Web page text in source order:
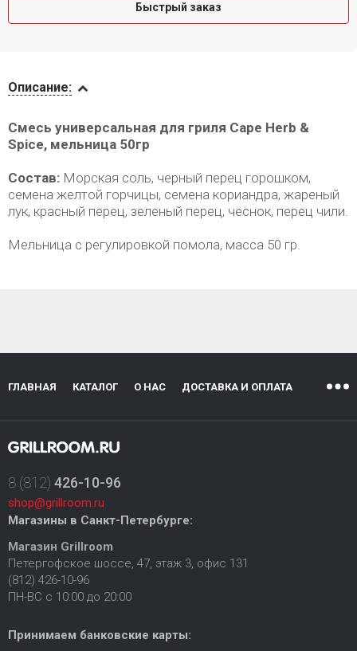
Быстрый заказ
Описание:
Смесь универсальная для гриля Cape Herb &
Spice, мельница 50гр
Состав: Морская соль, черный перец горошком,
семена желтой горчицы, семена кориандра, жареный
лук, красный перец, зеленый перец, чеснок, перец чили.
Мельница с регулировкой помола, масса 50 гр.
ГЛАВНАЯ КАТАЛОГ О НАС ДОСТАВКА И ОПЛАТА
8 (812) 426-10-96
shop@grillroom.ru
Магазины в Санкт-Петербурге:
Магазин Grillroom
Петергофское шоссе, 47, этаж 3, офис 131
(812) 426-10-96
ПН-ВС с 10:00 до 20:00
Принимаем банковские карты: